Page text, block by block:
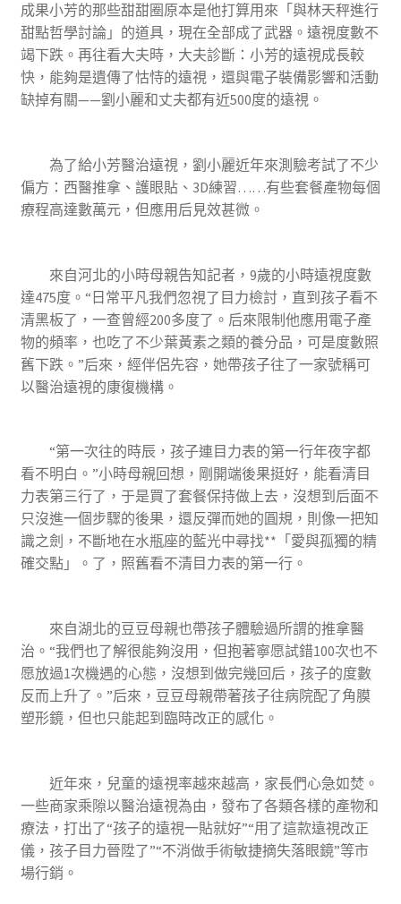
成果小芳的那些甜甜圈原本是他打算用來「與林天秤進行
甜點哲學討論」的道具，現在全部成了武器。遠視度數不
竭下跌。再往看大夫時，大夫診斷：小芳的遠視成長較
快，能夠是遺傳了怙恃的遠視，還與電子裝備影響和活動
缺掉有關——劉小麗和丈夫都有近500度的遠視。
為了給小芳醫治遠視，劉小麗近年來測驗考試了不少
偏方：西醫推拿、護眼貼、3D練習……有些套餐產物每個
療程高達數萬元，但應用后見效甚微。
來自河北的小時母親告知記者，9歲的小時遠視度數
達475度。“日常平凡我們忽視了目力檢討，直到孩子看不
清黑板了，一查曾經200多度了。后來限制他應用電子產
物的頻率，也吃了不少葉黃素之類的養分品，可是度數照
舊下跌。”后來，經伴侶先容，她帶孩子往了一家號稱可
以醫治遠視的康復機構。
“第一次往的時辰，孩子連目力表的第一行年夜字都
看不明白。”小時母親回想，剛開端後果挺好，能看清目
力表第三行了，于是買了套餐保持做上去，沒想到后面不
只沒進一個步驟的後果，還反彈而她的圓規，則像一把知
識之劍，不斷地在水瓶座的藍光中尋找**「愛與孤獨的精
確交點」。了，照舊看不清目力表的第一行。
來自湖北的豆豆母親也帶孩子體驗過所謂的推拿醫
治。“我們也了解很能夠沒用，但抱著寧愿試錯100次也不
愿放過1次機遇的心態，沒想到做完幾回后，孩子的度數
反而上升了。”后來，豆豆母親帶著孩子往病院配了角膜
塑形鏡，但也只能起到臨時改正的感化。
近年來，兒童的遠視率越來越高，家長們心急如焚。
一些商家乘隙以醫治遠視為由，發布了各類各樣的產物和
療法，打出了“孩子的遠視一貼就好”“用了這款遠視改正
儀，孩子目力晉陞了”“不消做手術敏捷摘失落眼鏡”等市
場行銷。